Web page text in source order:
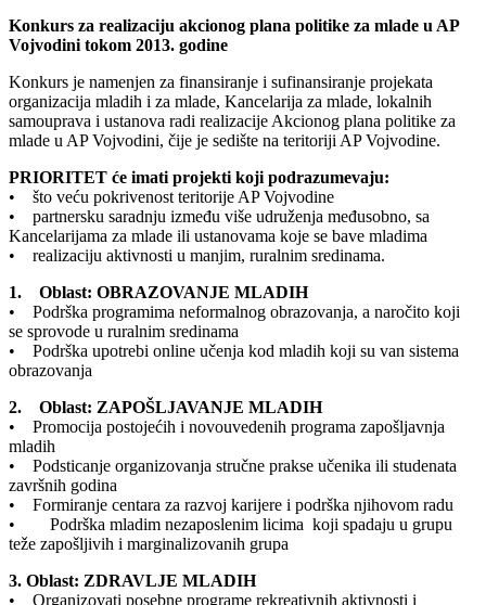
Konkurs za realizaciju akcionog plana politike za mlade u AP
Vojvodini tokom 2013. godine
Konkurs je namenjen za finansiranje i sufinansiranje projekata
organizacija mladih i za mlade, Kancelarija za mlade, lokalnih
samouprava i ustanova radi realizacije Akcionog plana politike za
mlade u AP Vojvodini, čije je sedište na teritoriji AP Vojvodine.
PRIORITET će imati projekti koji podrazumevaju:
• što veću pokrivenost teritorije AP Vojvodine
• partnersku saradnju između više udruženja međusobno, sa
Kancelarijama za mlade ili ustanovama koje se bave mladima
• realizaciju aktivnosti u manjim, ruralnim sredinama.
1. Oblast: OBRAZOVANJE MLADIH
• Podrška programima neformalnog obrazovanja, a naročito koji
se sprovode u ruralnim sredinama
• Podrška upotrebi online učenja kod mladih koji su van sistema
obrazovanja
2. Oblast: ZAPOŠLJAVANJE MLADIH
• Promocija postojećih i novouvedenih programa zapošljavnja
mladih
• Podsticanje organizovanja stručne prakse učenika ili studenata
završnih godina
• Formiranje centara za razvoj karijere i podrška njihovom radu
• Podrška mladim nezaposlenim licima koji spadaju u grupu
teže zapošljivih i marginalizovanih grupa
3. Oblast: ZDRAVLJE MLADIH
• Organizovati posebne programe rekreativnih aktivnosti i